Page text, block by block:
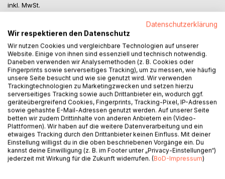
inkl. MwSt.
sofort verfügbar als Download
IN DEN WARENKORB
Auf die Merkliste
Titel bewerten
Datenschutzerklärung
Wir respektieren den Datenschutz
Wir nutzen Cookies und vergleichbare Technologien auf unserer
Website. Einige von ihnen sind essenziell und technisch notwendig.
Daneben verwenden wir Analysemethoden (z. B. Cookies oder
Fingerprints sowie serverseitiges Tracking), um zu messen, wie häufig
unsere Seite besucht und wie sie genutzt wird. Wir verwenden
Trackingtechnologien zu Marketingzwecken und setzen hierzu
serverseitiges Tracking sowie auch Drittanbieter ein, wodurch ggf.
geräteübergreifend Cookies, Fingerprints, Tracking-Pixel, IP-Adressen
sowie gehashte E-Mail-Adressen genutzt werden. Auf unserer Seite
betten wir zudem Drittinhalte von anderen Anbietern ein (Video-
Plattformen). Wir haben auf die weitere Datenverarbeitung und ein
etwaiges Tracking durch den Drittanbieter keinen Einfluss. Mit deiner
Einstellung willigst du in die oben beschriebenen Vorgänge ein. Du
kannst deine Einwilligung (z. B. im Footer unter „Privacy-Einstellungen“)
jederzeit mit Wirkung für die Zukunft widerrufen. (BoD-Impressum)